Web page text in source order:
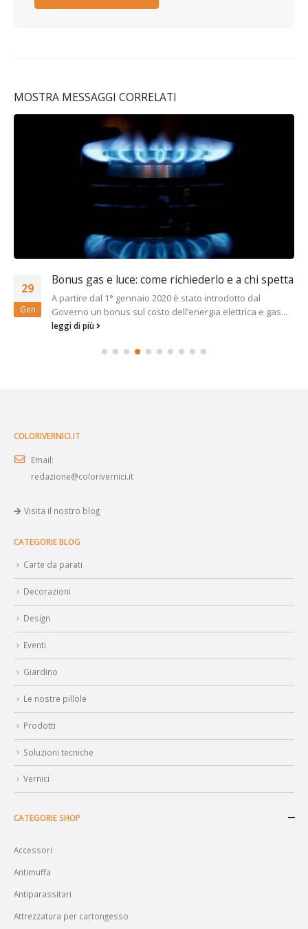
MOSTRA MESSAGGI CORRELATI
29
Gen
Bonus gas e luce: come richiederlo e a chi spetta
A partire dal 1° gennaio 2020 è stato introdotto dal
Governo un bonus sul costo dell’energia elettrica e gas...
leggi di più
COLORIVERNICI.IT
Email:
redazione@colorivernici.it
Visita il nostro blog
CATEGORIE BLOG
Carte da parati
Decorazioni
Design
Eventi
Giardino
Le nostre pillole
Prodotti
Soluzioni tecniche
Vernici
CATEGORIE SHOP
Accessori
Antimuffa
Antiparassitari
Attrezzatura per cartongesso